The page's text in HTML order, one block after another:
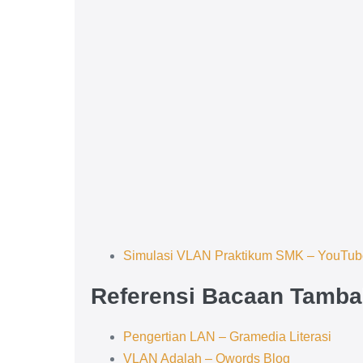
Simulasi VLAN Praktikum SMK –
Referensi Bacaan
Pengertian LAN – Gramedia Literasi
VLAN Adalah – Qwords Blog